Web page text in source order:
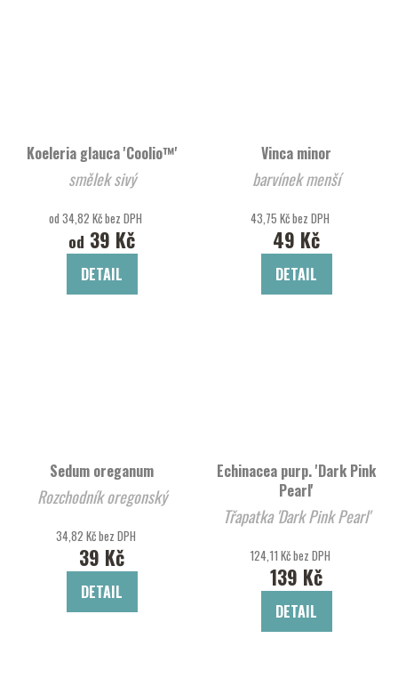
Koeleria glauca 'Coolio™'
smělek sivý
od 34,82 Kč bez DPH
od 39 Kč
DETAIL
Vinca minor
barvínek menší
43,75 Kč bez DPH
49 Kč
DETAIL
Sedum oreganum
Rozchodník oregonský
34,82 Kč bez DPH
39 Kč
DETAIL
Echinacea purp. 'Dark Pink
Pearl'
Třapatka 'Dark Pink Pearl'
124,11 Kč bez DPH
139 Kč
DETAIL